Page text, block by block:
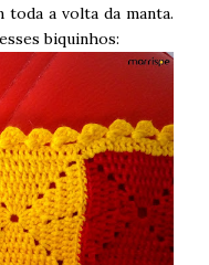
a volta da manta.
biquinhos: